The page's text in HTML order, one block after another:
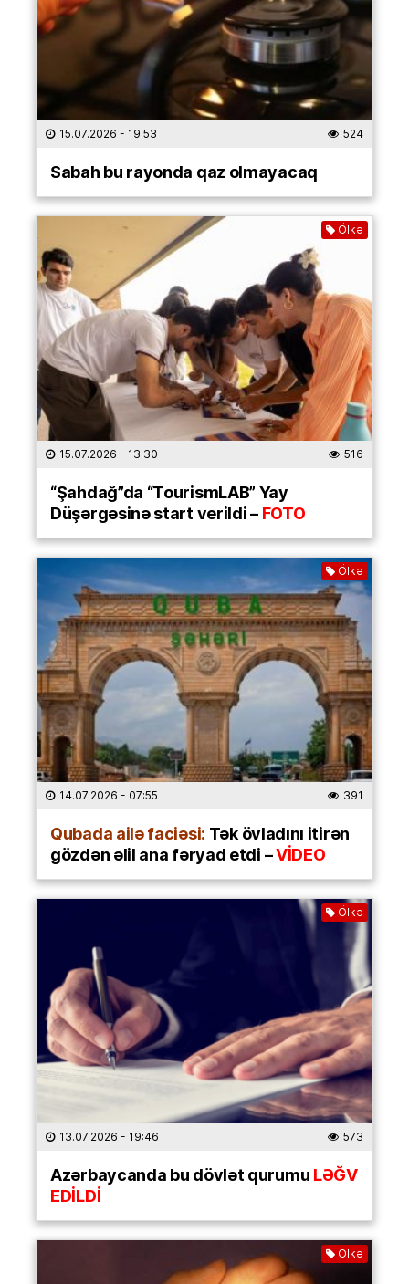
15.07.2026 - 19:53 524
Sabah bu rayonda qaz olmayacaq
Ölkə
15.07.2026 - 13:30 516
“Şahdağ”da “TourismLAB” Yay
Düşərgəsinə start verildi –FOTO
Ölkə
14.07.2026 - 07:55 391
Qubada ailə faciəsi: Tək övladını itirən
gözdən əlil ana fəryad etdi –VİDEO
Ölkə
13.07.2026 - 19:46 573
Azərbaycanda bu dövlət qurumuLƏĞV
EDİLDİ
Ölkə